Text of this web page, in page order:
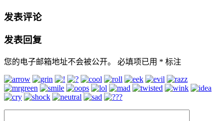
发表评论
发表回复
您的电子邮箱地址不会被公开。 必填项已用 * 标注